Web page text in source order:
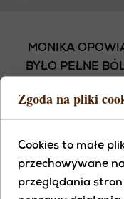
MONIKA
BYŁO PEŁNE
DZIEŃ W
PRZETRWANIE
KRYTYKĄ,
Zgoda na pliki
Cookies to małe
przechowywane
przeglądania